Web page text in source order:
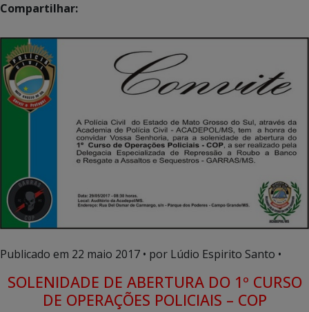
Compartilhar:
Publicado em 22 maio 2017 • por Lúdio Espirito Santo •
SOLENIDADE DE ABERTURA DO 1º CURSO
DE OPERAÇÕES POLICIAIS – COP